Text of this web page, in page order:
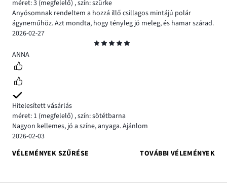
méret: 3 (megfelelő) ,szín: szürke
Anyósomnak rendeltem a hozzá illő csillagos mintájú polár
ágyneműhöz. Azt mondta, hogy tényleg jó meleg, és hamar szárad.
2026-02-27
5
ANNA
Hitelesített vásárlás
méret: 1 (megfelelő) ,szín: sötétbarna
Nagyon kellemes, jó a színe, anyaga. Ajánlom
2026-02-03
VÉLEMÉNYEK SZŰRÉSE
TOVÁBBI VÉLEMÉNYEK